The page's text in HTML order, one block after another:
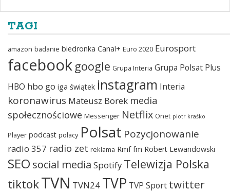
TAGI
amazon badanie biedronka Canal+ Euro 2020 Eurosport
facebook google Grupa Interia Grupa Polsat Plus
HBO hbo go iga świątek instagram Interia
koronawirus Mateusz Borek media
społecznościowe Messenger Netflix Onet piotr kraśko
Player podcast polacy Polsat Pozycjonowanie
radio 357 radio zet reklama Rmf fm Robert Lewandowski
SEO social media Spotify Telewizja Polska
tiktokTVN TVN24 TVP TVP Sport twitter